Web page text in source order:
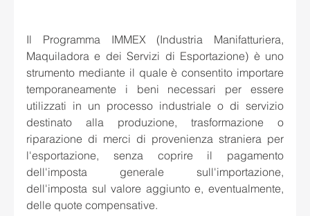
Il Programma IMMEX (Industria Manifatturiera,
Maquiladora e dei Servizi di Esportazione) è uno
strumento mediante il quale è consentito importare
temporaneamente i beni necessari per essere
utilizzati in un processo industriale o di servizio
destinato alla produzione, trasformazione o
riparazione di merci di provenienza straniera per
l'esportazione, senza coprire il pagamento
dell'imposta generale sull'importazione,
dell'imposta sul valore aggiunto e, eventualmente,
delle quote compensative.